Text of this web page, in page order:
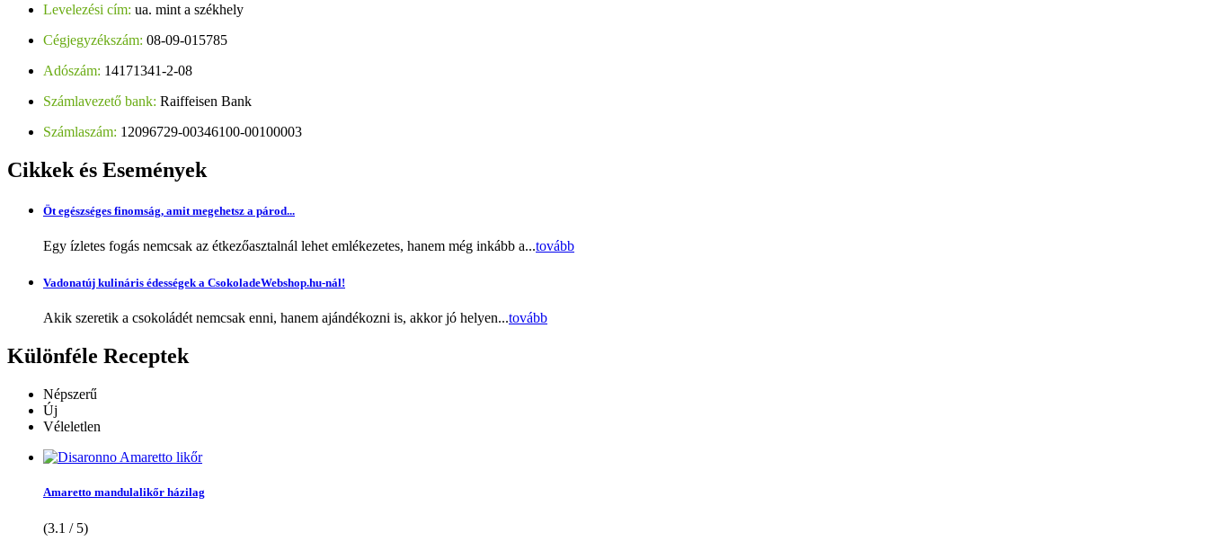
Levelezési cím: ua. mint a székhely
Cégjegyzékszám: 08-09-015785
Adószám: 14171341-2-08
Számlavezető bank: Raiffeisen Bank
Számlaszám: 12096729-00346100-00100003
Cikkek és Események
Öt egészséges finomság, amit megehetsz a párod...
Egy ízletes fogás nemcsak az étkezőasztalnál lehet emlékezetes, hanem még inkább a...tovább
Vadonatúj kulináris édességek a CsokoladeWebshop.hu-nál!
Akik szeretik a csokoládét nemcsak enni, hanem ajándékozni is, akkor jó helyen...tovább
Különféle Receptek
Népszerű
Új
Véleletlen
Amaretto mandulalikőr házilag
(3.1 / 5)